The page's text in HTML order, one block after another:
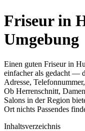
Friseur in
Umgebung
Einen guten Friseur in
einfacher als gedacht —
Adresse,
Ob Herrenschnitt,
Salons in der Region
Ort nichts Passendes
Inhaltsverzeichnis